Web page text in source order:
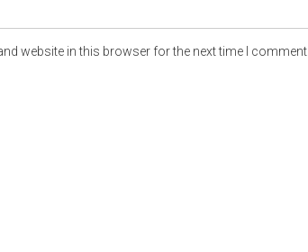
website in this browser for the next time I comment.